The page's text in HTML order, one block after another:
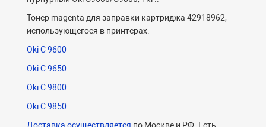
Тонер magenta для заправки картриджа 42918962,
использующегося в принтерах:
Oki C 9600
Oki C 9650
Oki C 9800
Oki C 9850